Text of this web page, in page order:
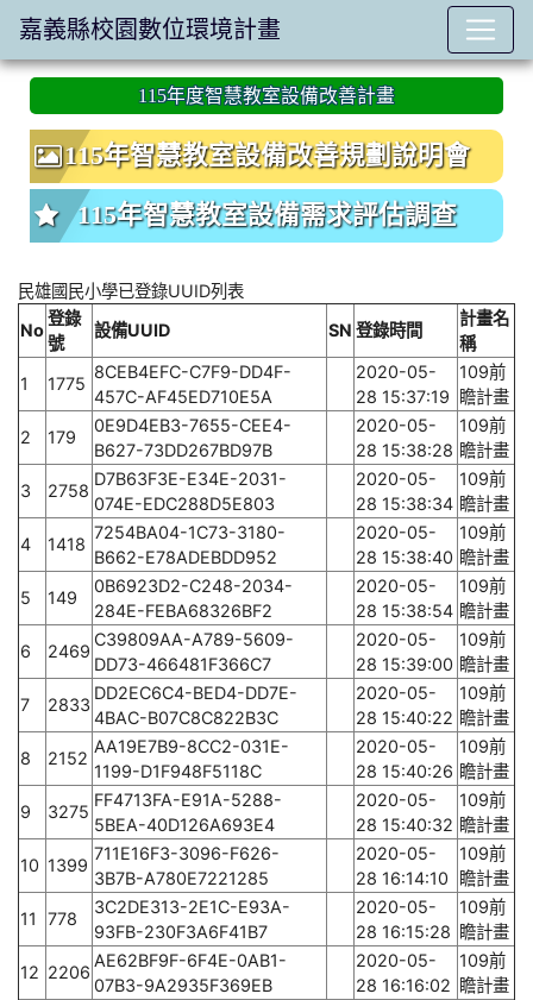
:::
115年度智慧教室設備改善計畫
115年智慧教室設備改善規劃說明會
115年智慧教室設備需求評估調查
民雄國民小學已登錄UUID列表
No
登錄
號
設備UUID SN 登錄時間
計畫名
稱
1
1775
8CEB4EFC-C7F9-DD4F-
457C-AF45ED710E5A
2020-05-
28 15:37:19
109前
瞻計畫
2
179
0E9D4EB3-7655-CEE4-
B627-73DD267BD97B
2020-05-
28 15:38:28
109前
瞻計畫
3
2758
D7B63F3E-E34E-2031-
074E-EDC288D5E803
2020-05-
28 15:38:34
109前
瞻計畫
4
1418
7254BA04-1C73-3180-
B662-E78ADEBDD952
2020-05-
28 15:38:40
109前
瞻計畫
5
149
0B6923D2-C248-2034-
284E-FEBA68326BF2
2020-05-
28 15:38:54
109前
瞻計畫
6
2469
C39809AA-A789-5609-
DD73-466481F366C7
2020-05-
28 15:39:00
109前
瞻計畫
7
2833
DD2EC6C4-BED4-DD7E-
4BAC-B07C8C822B3C
2020-05-
28 15:40:22
109前
瞻計畫
8
2152
AA19E7B9-8CC2-031E-
1199-D1F948F5118C
2020-05-
28 15:40:26
109前
瞻計畫
9
3275
FF4713FA-E91A-5288-
5BEA-40D126A693E4
2020-05-
28 15:40:32
109前
瞻計畫
10 1399
711E16F3-3096-F626-
3B7B-A780E7221285
2020-05-
28 16:14:10
109前
瞻計畫
11
778
3C2DE313-2E1C-E93A-
93FB-230F3A6F41B7
2020-05-
28 16:15:28
109前
瞻計畫
12 2206
AE62BF9F-6F4E-0AB1-
07B3-9A2935F369EB
2020-05-
28 16:16:02
109前
瞻計畫
嘉義縣校園數位環境計畫